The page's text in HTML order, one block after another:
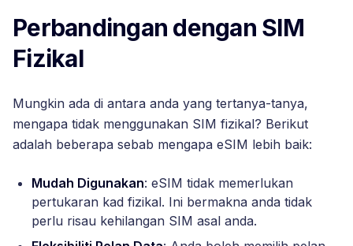
Perbandingan dengan SIM
Fizikal
Mungkin ada di antara anda yang tertanya-tanya,
mengapa tidak menggunakan SIM fizikal? Berikut
adalah beberapa sebab mengapa eSIM lebih baik:
Mudah Digunakan: eSIM tidak memerlukan
pertukaran kad fizikal. Ini bermakna anda tidak
perlu risau kehilangan SIM asal anda.